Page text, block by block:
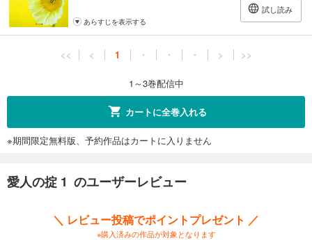
試し読み
あらすじを表示する
<< < 1 ・ ・ ・ > >>
1～3巻配信中
カートに全巻入れる
※期間限定無料版、予約作品はカートに入りません
愛人の掟 1 のユーザーレビュー
＼ レビュー投稿でポイントプレゼント ／
※購入済みの作品が対象となります